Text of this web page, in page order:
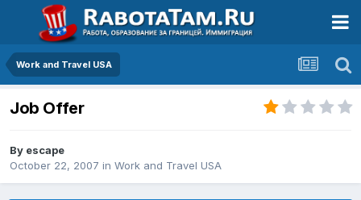
Work and Travel USA
Job Offer
By escape
October 22, 2007 in Work and Travel USA